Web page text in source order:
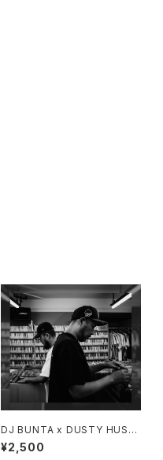
DJ BUNTA x DUSTY HUSK
Y - 47 CAMPiN DIGGiN "C
D"
¥2,500